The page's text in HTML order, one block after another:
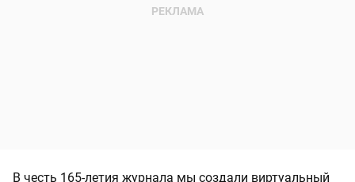
В честь 165-летия журнала мы создали виртуальный